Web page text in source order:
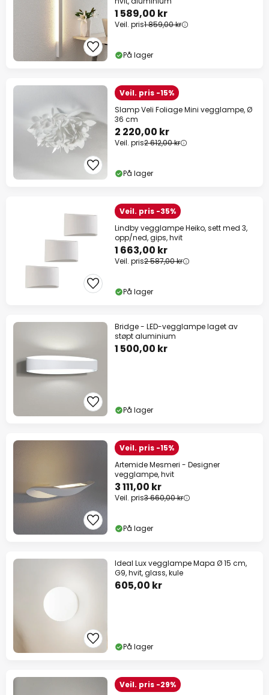
1 589,00 kr
Veil. pris1 859,00 kr
På lager
Veil. pris -15%
Slamp Veli Foliage Mini vegglampe, Ø
36 cm
2 220,00 kr
Veil. pris2 612,00 kr
På lager
Veil. pris -35%
Lindby vegglampe Heiko, sett med 3,
opp/ned, gips, hvit
1 663,00 kr
Veil. pris2 587,00 kr
På lager
Bridge - LED-vegglampe laget av
støpt aluminium
1 500,00 kr
På lager
Veil. pris -15%
Artemide Mesmeri - Designer
vegglampe, hvit
3 111,00 kr
Veil. pris3 660,00 kr
På lager
Ideal Lux vegglampe Mapa Ø 15 cm,
G9, hvit, glass, kule
605,00 kr
På lager
Veil. pris -29%